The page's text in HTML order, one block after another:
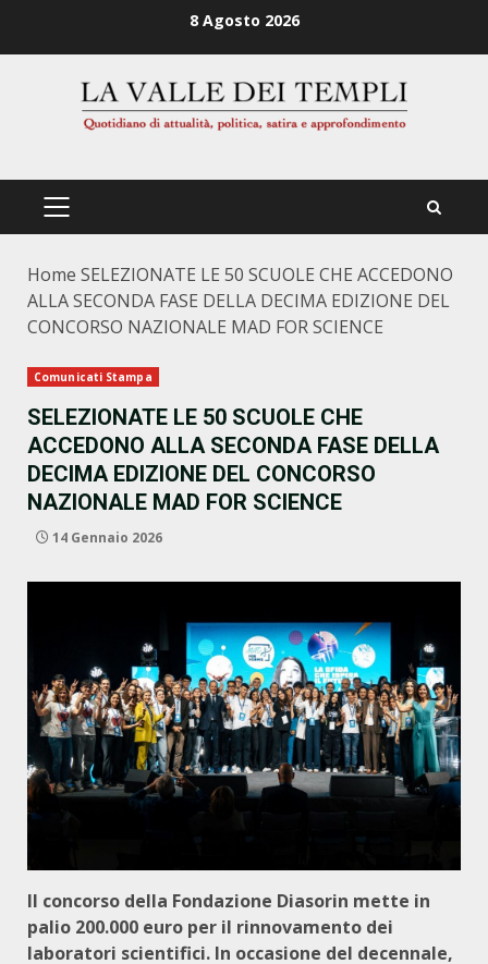
8 Agosto 2026
PRIMÄRES
Home SELEZIONATE LE 50 SCUOLE CHE ACCEDONO
ALLA SECONDA FASE DELLA DECIMA EDIZIONE DEL
CONCORSO NAZIONALE MAD FOR SCIENCE
Comunicati Stampa
SELEZIONATE LE 50 SCUOLE CHE
ACCEDONO ALLA SECONDA FASE DELLA
DECIMA EDIZIONE DEL CONCORSO
NAZIONALE MAD FOR SCIENCE
14 Gennaio 2026
Il concorso della Fondazione Diasorin mette in
palio 200.000 euro per il rinnovamento dei
laboratori scientifici. In occasione del decennale,